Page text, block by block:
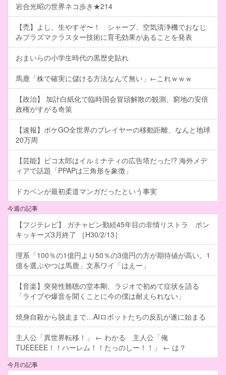
岩合光昭の世界ネコ歩き★214
【禿】よし、生やすぞ〜！ シャープ、空気清浄機でおなじ
みプラズマクラスター技術に育毛効果があることを発表
おまいらの小学生時代の黒歴史貼れ
馬鹿「株で確実に儲ける方法なんて無い」←これｗｗｗ
【政治】 加計白紙化で臨時国会冒頭解散の観測、窮地の安倍
政権がすがる奇策
【速報】ポケGO全世界のプレイヤーの移動距離、なんと地球
20万周
【芸能】ピコ太郎はイルミナティの広告塔だった!? 海外メデ
ィアで話題「PPAPは三角形を象徴」
ドカベンが最初柔道マンガだったという事実
今週の記事
【フジテレビ】 ガチャピン勤続45年目の非情リストラ ポン
キッキーズ3月終了 ［H30/2/13］
理系「100％の1億円より50％の3億円の方が期待値が高い。1
億を選ぶやつは馬鹿」文系ワイ「はえー」
【音楽】突発性難聴の堂本剛、ラジオで初めて症状を語る
「ライブや爆音を聞くことに今の僕は耐えられない」
焼身自殺から脱走まで…AIロボットたちの反乱が遂に始まる
主人公「異世界転移！」 ← わかる 主人公「俺
TUEEEEE！！ハーレム！！たっのしー！！」 ← は？
今月の記事